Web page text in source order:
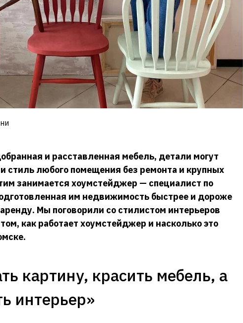
и расставленная мебель, детали могут
стиль любого помещения без ремонта и крупных
занимается хоумстейджер — специалист по
им недвижимость быстрее и дороже
Мы поговорили со стилистом интерьеров
как работает хоумстейджер и насколько это
картину, красить мебель, а
интерьер»